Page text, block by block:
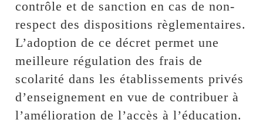
contrôle et de sanction en cas de non-
respect des dispositions règlementaires.
L’adoption de ce décret permet une
meilleure régulation des frais de
scolarité dans les établissements privés
d’enseignement en vue de contribuer à
l’amélioration de l’accès à l’éducation.